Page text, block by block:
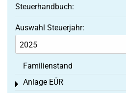
Steuerhandbuch:
Auswahl Steuerjahr:
Familienstand
Anlage EÜR
Toggle menu